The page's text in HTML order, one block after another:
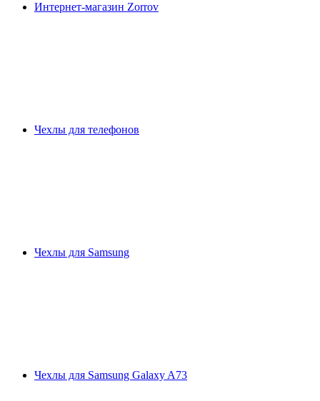
Интернет-магазин Zorrov
Чехлы для телефонов
Чехлы для Samsung
Чехлы для Samsung Galaxy A73